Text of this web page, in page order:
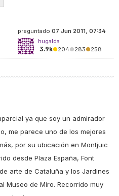
preguntado 07 Jun 2011, 07:34
hugalda
3.9k●204●283●258
ya que soy un admirador
me parece uno de los mejores
por su ubicación en Montjuic
desde Plaza España, Font
arte de Cataluña y los Jardines
Museo de Miro. Recorrido muy